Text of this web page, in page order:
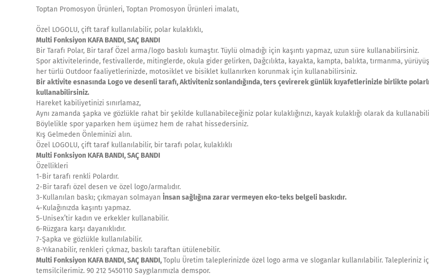
Toptan Promosyon Ürünleri, Toptan Promosyon Ürünleri imalatı,
Özel LOGOLU, çift taraf kullanılabilir, polar kulaklıklı,
Multi Fonksiyon KAFA BANDI, SAÇ BANDI
Bir Tarafı Polar, Bir taraf Özel arma/logo baskılı kumaştır. Tüylü olmadığı için kaşıntı yapmaz, uzun süre kullanabilirsiniz.
Spor aktivitelerinde, festivallerde, mitinglerde, okula gider gelirken, Dağcılıkta, kayakta, kampta, balıkta, tırmanma,
her türlü Outdoor faaliyetlerinizde, motosiklet ve bisiklet kullanırken korunmak için kullanabilirsiniz.
Bir aktivite esnasında Logo ve desenli tarafı, Aktiviteniz sonlandığında, ters çevirerek günlük kıyafetlerinizle birlikte
kullanabilirsiniz.
Hareket kabiliyetinizi sınırlamaz,
Aynı zamanda şapka ve gözlükle rahat bir şekilde kullanabileceğiniz polar kulaklığınızı, kayak kulaklığı olarak da
Böylelikle spor yaparken hem üşümez hem de rahat hissedersiniz.
Kış Gelmeden Önleminizi alın.
Özel LOGOLU, çift taraf kullanılabilir, bir tarafı polar, kulaklıklı
Multi Fonksiyon KAFA BANDI, SAÇ BANDI
Özellikleri
1-Bir tarafı renkli Polardır.
2-Bir tarafı özel desen ve özel logo/armalıdır.
3-Kullanılan baskı; çıkmayan solmayan İnsan sağlığına zarar vermeyen eko-teks belgeli baskıdır.
4-Kulağınızda kaşıntı yapmaz.
5-Unisex’tir kadın ve erkekler kullanabilir.
6-Rüzgara karşı dayanıklıdır.
7-Şapka ve gözlükle kullanılabilir.
8-Yıkanabilir, renkleri çıkmaz, baskılı taraftan ütülenebilir.
Multi Fonksiyon KAFA BANDI, SAÇ BANDI,Toplu Üretim taleplerinizde özel logo arma ve sloganlar kullanılabilir. Talepleriniz
temsilcilerimiz. 90 212 5450110 Saygılarımızla demspor.